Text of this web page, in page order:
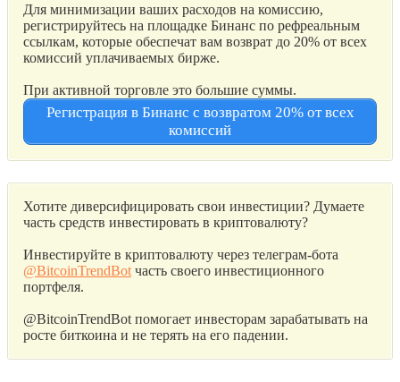
Для минимизации ваших расходов на комиссию,
регистрируйтесь на площадке Бинанс по рефреальным
ссылкам, которые обеспечат вам возврат до 20% от всех
комиссий уплачиваемых бирже.
При активной торговле это большие суммы.
Регистрация в Бинанс с возвратом 20% от всех
комиссий
Хотите диверсифицировать свои инвестиции? Думаете
часть средств инвестировать в криптовалюту?
Инвестируйте в криптовалюту через телеграм-бота
@BitcoinTrendBot часть своего инвестиционного
портфеля.
@BitcoinTrendBot помогает инвесторам зарабатывать на
росте биткоина и не терять на его падении.